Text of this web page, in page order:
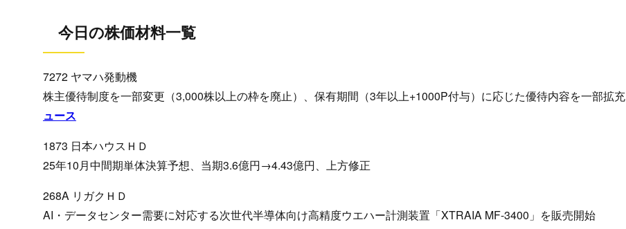
今日の株価材料一覧
7272 ヤマハ発動機
株主優待制度を一部変更（3,000株以上の枠を廃止）、保有期間（3年以上+1000P付与）に応じた優待内容を一部拡充
ュース
1873 日本ハウスＨＤ
25年10月中間期単体決算予想、当期3.6億円→4.43億円、上方修正
268A リガクＨＤ
AI・データセンター需要に対応する次世代半導体向け高精度ウエハー計測装置「XTRAIA MF-3400」を販売開始